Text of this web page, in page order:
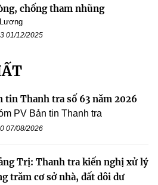
chống tham nhũng
01/12/2025
tin Thanh tra số 63 năm 2026
PV Bản tin Thanh tra
07/08/2026
Trị: Thanh tra kiến nghị xử lý
trăm cơ sở nhà, đất dôi dư